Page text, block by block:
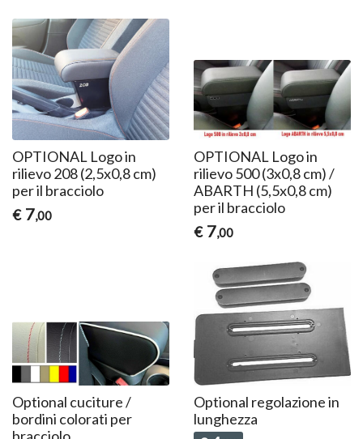
OPTIONAL Logo in
rilievo 208 (2,5x0,8 cm)
per il bracciolo
€ 7,00
OPTIONAL Logo in
rilievo 500 (3x0,8 cm) /
ABARTH (5,5x0,8 cm)
per il bracciolo
€ 7,00
Optional cuciture /
bordini colorati per
Optional regolazione in
lunghezza